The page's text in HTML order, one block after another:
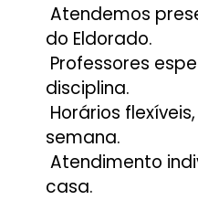
Atendemos
do Eldorado.
Professores
disciplina.
Horários
semana.
Atendimento
casa.